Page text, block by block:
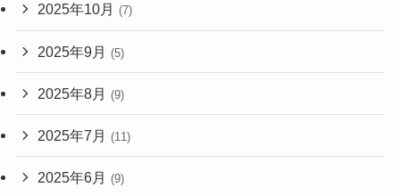
2025年10月 (7)
2025年9月 (5)
2025年8月 (9)
2025年7月 (11)
2025年6月 (9)